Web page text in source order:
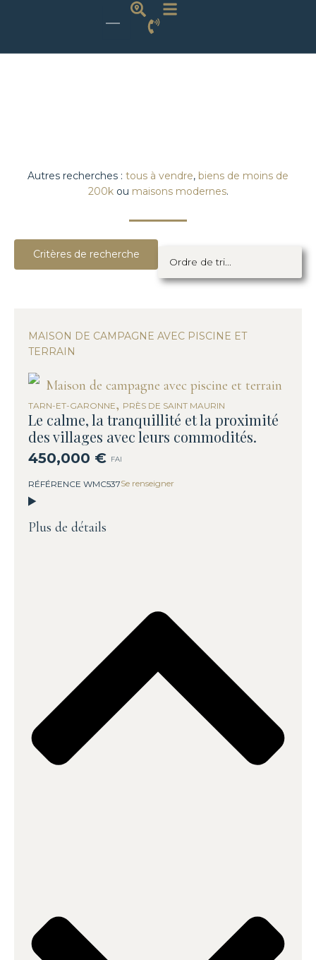
Autres recherches : tous à vendre, biens de moins de
200kou maisons modernes.
Critères de recherche
MAISON DE CAMPAGNE AVEC PISCINE ET
TERRAIN
TARN-ET-GARONNE, PRÈS DE SAINT MAURIN
Le calme, la tranquillité et la proximité
des villages avec leurs commodités.
450,000 € FAI
RÉFÉRENCE WMC537Se renseigner
Plus de détails